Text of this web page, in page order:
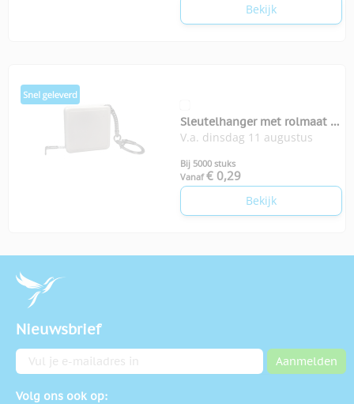
Bekijk
Sleutelhanger met rolmaat 1
meter
V.a. dinsdag 11 augustus
Bij 5000 stuks
Vanaf € 0,29
Bekijk
Nieuwsbrief
E-mailadres Aanmelden
Volg ons ook op: